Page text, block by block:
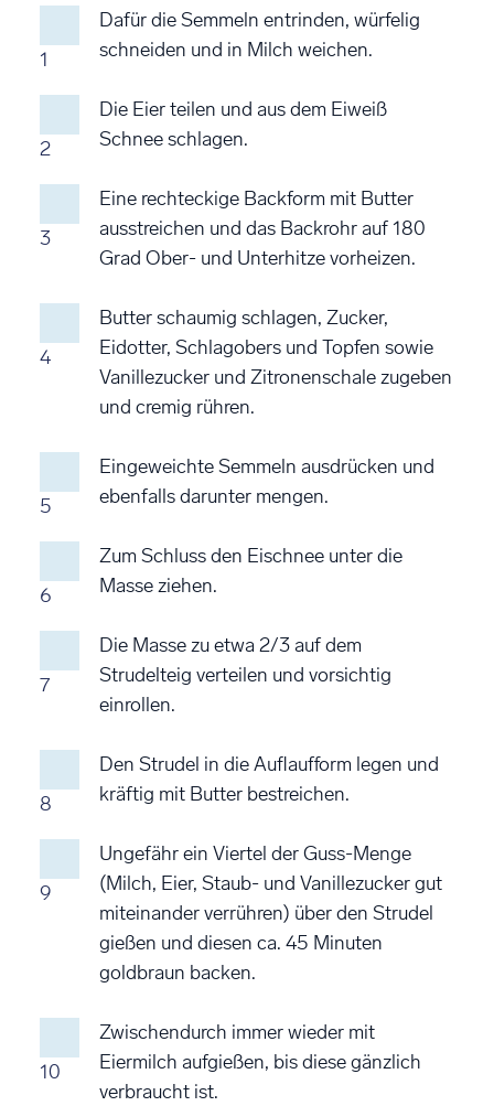
1
Dafür die Semmeln entrinden, würfelig
schneiden und in Milch weichen.
2
Die Eier teilen und aus dem Eiweiß
Schnee schlagen.
3
Eine rechteckige Backform mit Butter
ausstreichen und das Backrohr auf 180
Grad Ober- und Unterhitze vorheizen.
4
Butter schaumig schlagen, Zucker,
Eidotter, Schlagobers und Topfen sowie
Vanillezucker und Zitronenschale zugeben
und cremig rühren.
5
Eingeweichte Semmeln ausdrücken und
ebenfalls darunter mengen.
6
Zum Schluss den Eischnee unter die
Masse ziehen.
7
Die Masse zu etwa 2/3 auf dem
Strudelteig verteilen und vorsichtig
einrollen.
8
Den Strudel in die Auflaufform legen und
kräftig mit Butter bestreichen.
9
Ungefähr ein Viertel der Guss-Menge
(Milch, Eier, Staub- und Vanillezucker gut
miteinander verrühren) über den Strudel
gießen und diesen ca. 45 Minuten
goldbraun backen.
10
Zwischendurch immer wieder mit
Eiermilch aufgießen, bis diese gänzlich
verbraucht ist.